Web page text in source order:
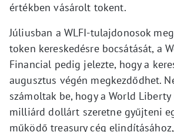
értékben vásárolt tokent.
Júliusban a WLFI-tulajdonosok
token kereskedésre bocsátását, a
Financial pedig jelezte, hogy a
augusztus végén megkezdődhet.
számoltak be, hogy a World
milliárd dollárt szeretne gyűjteni
működő treasury cég